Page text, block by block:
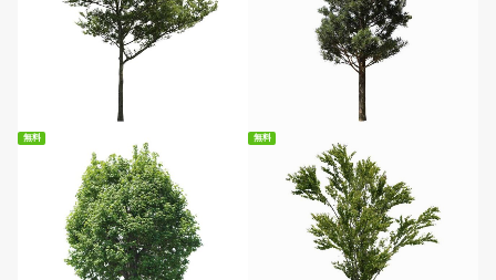
無料ダウンロード 無料ダウンロード
無料 無料